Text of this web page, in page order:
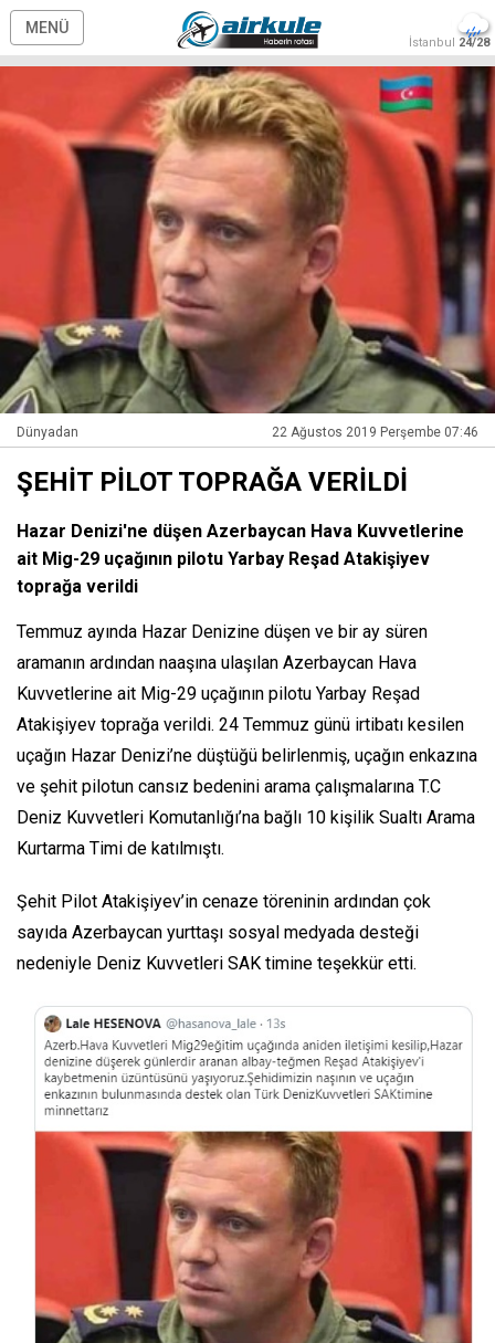
MENÜ
İstanbul 24/28
Dünyadan 22 Ağustos 2019 Perşembe 07:46
ŞEHİT PİLOT TOPRAĞA VERİLDİ
Hazar Denizi'ne düşen Azerbaycan Hava Kuvvetlerine
ait Mig-29 uçağının pilotu Yarbay Reşad Atakişiyev
toprağa verildi
Temmuz ayında Hazar Denizine düşen ve bir ay süren
aramanın ardından naaşına ulaşılan Azerbaycan Hava
Kuvvetlerine ait Mig-29 uçağının pilotu Yarbay Reşad
Atakişiyev toprağa verildi. 24 Temmuz günü irtibatı kesilen
uçağın Hazar Denizi’ne düştüğü belirlenmiş, uçağın enkazına
ve şehit pilotun cansız bedenini arama çalışmalarına T.C
Deniz Kuvvetleri Komutanlığı’na bağlı 10 kişilik Sualtı Arama
Kurtarma Timi de katılmıştı.
Şehit Pilot Atakişiyev’in cenaze töreninin ardından çok
sayıda Azerbaycan yurttaşı sosyal medyada desteği
nedeniyle Deniz Kuvvetleri SAK timine teşekkür etti.